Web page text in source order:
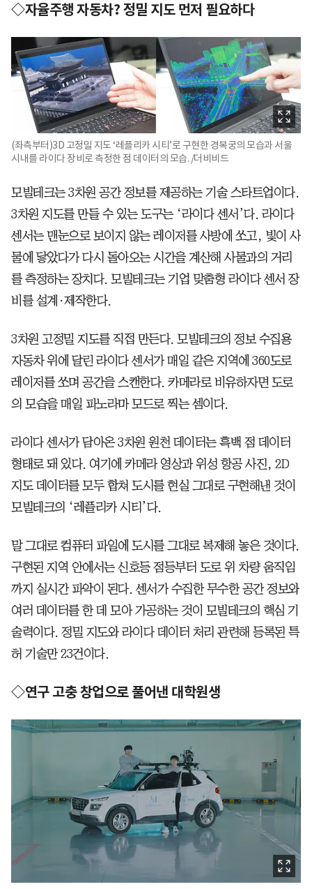
◇자율주행 자동차? 정밀 지도 먼저 필요하다
(좌측부터)3D 고정밀 지도 ‘레플리카 시티’로 구현한 경복궁의 모습과 서울
시내를 라이다 장비로 측정한 점 데이터의 모습. /더비비드
모빌테크는 3차원 공간 정보를 제공하는 기술 스타트업이다.
3차원 지도를 만들 수 있는 도구는 ‘라이다 센서’다. 라이다
센서는 맨눈으로 보이지 않는 레이저를 사방에 쏘고, 빛이 사
물에 닿았다가 다시 돌아오는 시간을 계산해 사물과의 거리
를 측정하는 장치다. 모빌테크는 기업 맞춤형 라이다 센서 장
비를 설계·제작한다.
3차원 고정밀 지도를 직접 만든다. 모빌테크의 정보 수집용
자동차 위에 달린 라이다 센서가 매일 같은 지역에 360도로
레이저를 쏘며 공간을 스캔한다. 카메라로 비유하자면 도로
의 모습을 매일 파노라마 모드로 찍는 셈이다.
라이다 센서가 담아온 3차원 원천 데이터는 흑백 점 데이터
형태로 돼 있다. 여기에 카메라 영상과 위성 항공 사진, 2D
지도 데이터를 모두 합쳐 도시를 현실 그대로 구현해낸 것이
모빌테크의 ‘레플리카 시티’다.
말 그대로 컴퓨터 파일에 도시를 그대로 복제해 놓은 것이다.
구현된 지역 안에서는 신호등 점등부터 도로 위 차량 움직임
까지 실시간 파악이 된다. 센서가 수집한 무수한 공간 정보와
여러 데이터를 한 데 모아 가공하는 것이 모빌테크의 핵심 기
술력이다. 정밀 지도와 라이다 데이터 처리 관련해 등록된 특
허 기술만 23건이다.
◇연구 고충 창업으로 풀어낸 대학원생